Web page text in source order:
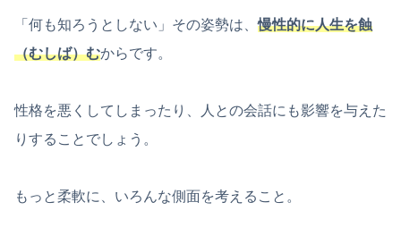
「何も知ろうとしない」その姿勢は、慢性的に人生を蝕
（むしば）むからです。
性格を悪くしてしまったり、人との会話にも影響を与えた
りすることでしょう。
もっと柔軟に、いろんな側面を考えること。